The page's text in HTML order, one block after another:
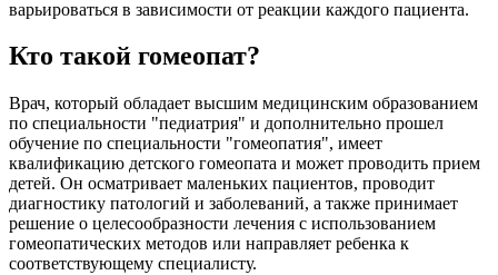
варьироваться в зависимости от реакции каждого пациента.
Кто такой гомеопат?
Врач, который обладает высшим медицинским образованием
по специальности "педиатрия" и дополнительно прошел
обучение по специальности "гомеопатия", имеет
квалификацию детского гомеопата и может проводить прием
детей. Он осматривает маленьких пациентов, проводит
диагностику патологий и заболеваний, а также принимает
решение о целесообразности лечения с использованием
гомеопатических методов или направляет ребенка к
соответствующему специалисту.